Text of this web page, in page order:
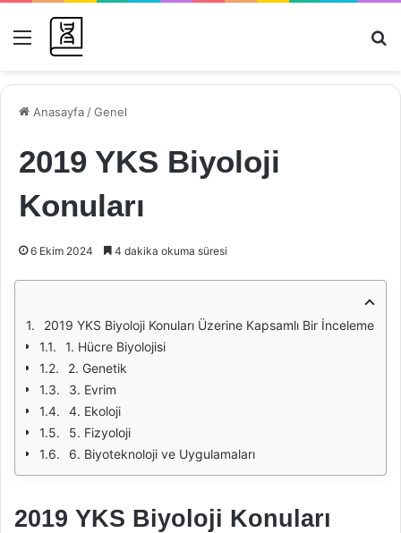
Menü
Anasayfa /Genel
2019 YKS Biyoloji
Konuları
6 Ekim 2024 4 dakika okuma süresi
2019 YKS Biyoloji Konuları Üzerine Kapsamlı Bir İnceleme
1. Hücre Biyolojisi
2. Genetik
3. Evrim
4. Ekoloji
5. Fizyoloji
6. Biyoteknoloji ve Uygulamaları
2019 YKS Biyoloji Konuları